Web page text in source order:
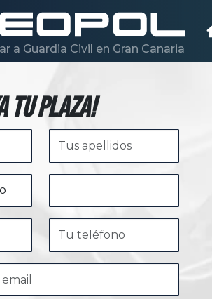
a Guardia Civil en Gran Canaria
tu plaza!